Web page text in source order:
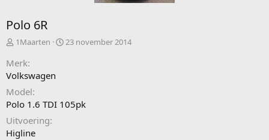
Polo 6R
A
d
e
b
y
1Maarten
C
d
23 november 2014
Merk
Volkswagen
Model
Polo 1.6 TDI 105pk
Uitvoering
Higline